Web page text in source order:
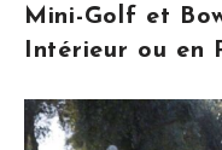
Mini-Golf et
Intérieur ou en